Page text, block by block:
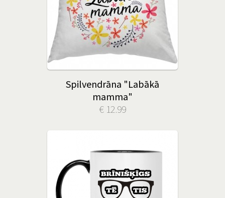
Spilvendrāna "Labākā
mamma"
€ 12.99